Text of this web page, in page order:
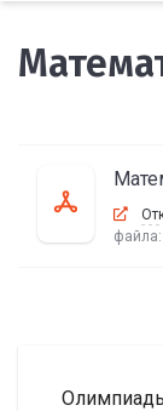
файла: